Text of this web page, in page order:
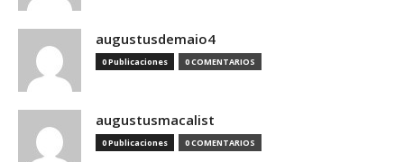
augustusdemaio4
0 Publicaciones 0 COMENTARIOS
augustusmacalist
0 Publicaciones 0 COMENTARIOS